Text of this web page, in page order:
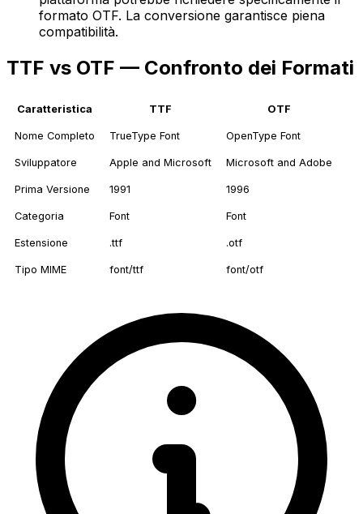
formato OTF. La conversione garantisce piena
compatibilità.
TTF vs OTF — Confronto dei Formati
Caratteristica TTF OTF
Nome Completo TrueType Font OpenType Font
Sviluppatore Apple and Microsoft Microsoft and Adobe
Prima Versione 1991 1996
Categoria Font Font
Estensione .ttf .otf
Tipo MIME font/ttf font/otf